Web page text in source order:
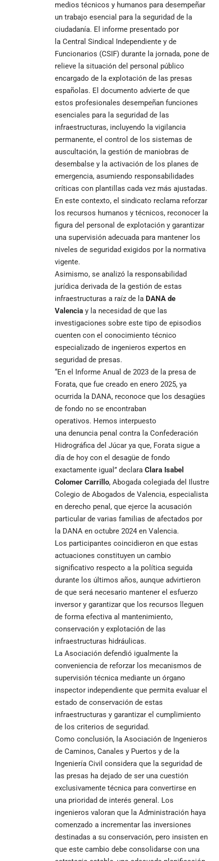
medios técnicos y humanos para desempeñar
un trabajo esencial para la seguridad de la
ciudadanía. El informe presentado por
la Central Sindical Independiente y de
Funcionarios (CSIF) durante la jornada, pone de
relieve la situación del personal público
encargado de la explotación de las presas
españolas. El documento advierte de que
estos profesionales desempeñan funciones
esenciales para la seguridad de las
infraestructuras, incluyendo la vigilancia
permanente, el control de los sistemas de
auscultación, la gestión de maniobras de
desembalse y la activación de los planes de
emergencia, asumiendo responsabilidades
críticas con plantillas cada vez más ajustadas.
En este contexto, el sindicato reclama reforzar
los recursos humanos y técnicos, reconocer la
figura del personal de explotación y garantizar
una supervisión adecuada para mantener los
niveles de seguridad exigidos por la normativa
vigente.
Asimismo, se analizó la responsabilidad
jurídica derivada de la gestión de estas
infraestructuras a raíz de la DANA de
Valencia y la necesidad de que las
investigaciones sobre este tipo de episodios
cuenten con el conocimiento técnico
especializado de ingenieros expertos en
seguridad de presas.
“En el Informe Anual de 2023 de la presa de
Forata, que fue creado en enero 2025, ya
ocurrida la DANA, reconoce que los desagües
de fondo no se encontraban
operativos. Hemos interpuesto
una denuncia penal contra la Confederación
Hidrográfica del Júcar ya que, Forata sigue a
día de hoy con el desagüe de fondo
exactamente igual” declara Clara Isabel
Colomer Carrillo, Abogada colegiada del Ilustre
Colegio de Abogados de Valencia, especialista
en derecho penal, que ejerce la acusación
particular de varias familias de afectados por
la DANA en octubre 2024 en Valencia.
Los participantes coincidieron en que estas
actuaciones constituyen un cambio
significativo respecto a la política seguida
durante los últimos años, aunque advirtieron
de que será necesario mantener el esfuerzo
inversor y garantizar que los recursos lleguen
de forma efectiva al mantenimiento,
conservación y explotación de las
infraestructuras hidráulicas.
La Asociación defendió igualmente la
conveniencia de reforzar los mecanismos de
supervisión técnica mediante un órgano
inspector independiente que permita evaluar el
estado de conservación de estas
infraestructuras y garantizar el cumplimiento
de los criterios de seguridad.
Como conclusión, la Asociación de Ingenieros
de Caminos, Canales y Puertos y de la
Ingeniería Civil considera que la seguridad de
las presas ha dejado de ser una cuestión
exclusivamente técnica para convertirse en
una prioridad de interés general. Los
ingenieros valoran que la Administración haya
comenzado a incrementar las inversiones
destinadas a su conservación, pero insisten en
que este cambio debe consolidarse con una